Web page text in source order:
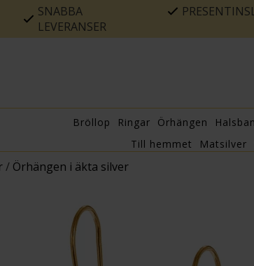
SNABBA
LEVERANSER
Bröllop Ringar Örhängen
Till hemmet
Matsilver
/ Örhängen i äkta silver